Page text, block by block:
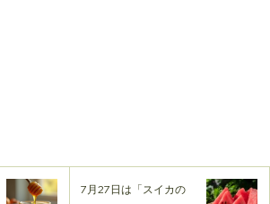
7月27日は「スイカの